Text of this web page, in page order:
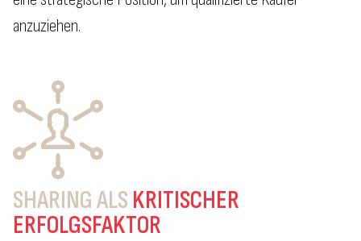
anzuziehen.
SHARING ALS KRITISCHER
ERFOLGSFAKTOR